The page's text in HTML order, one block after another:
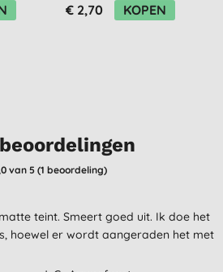
€ 2,70 KOPEN
van 5 (1 beoordeling)
teint. Smeert goed uit. Ik doe het
hoewel er wordt aangeraden het met